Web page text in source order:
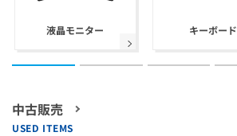
液晶モニター キーボード
中古販売
USED ITEMS